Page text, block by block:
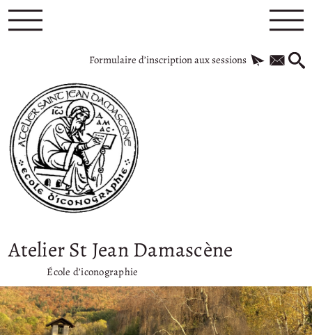
Formulaire d’inscription aux sessions
Atelier St Jean Damascène
École d’iconographie